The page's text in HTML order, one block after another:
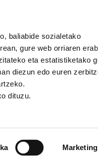
baliabide sozialetako
gure web orriaren
eta estatistiketako
diezun edo euren
dituzu.
Marketing